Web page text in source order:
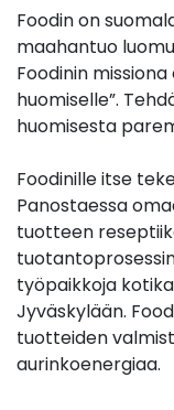
Foodin on
maahantuo
Foodinin
huomiselle”.
huomisesta
Foodinille itse
Panostaessa
tuotteen
työpaikkoja
Jyväskylään.
tuotteiden
aurinkoenergiaa.